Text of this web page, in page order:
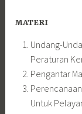
MATERI
Undang-
Peraturan
Pengantar
Untuk